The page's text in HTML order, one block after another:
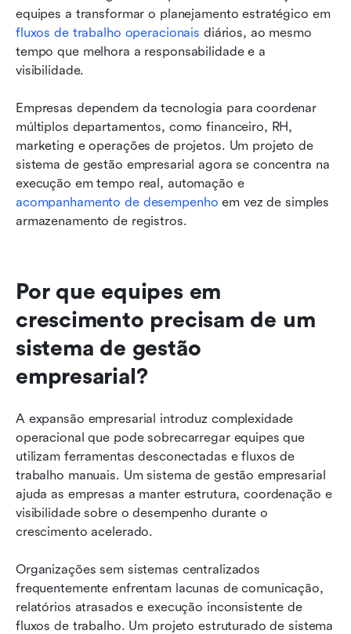
equipes a transformar o planejamento estratégico em
fluxos de trabalho operacionais diários, ao mesmo
tempo que melhora a responsabilidade e a
visibilidade.
Empresas dependem da tecnologia para coordenar
múltiplos departamentos, como financeiro, RH,
marketing e operações de projetos. Um projeto de
sistema de gestão empresarial agora se concentra na
execução em tempo real, automação e
acompanhamento de desempenho em vez de simples
armazenamento de registros.
Por que equipes em
crescimento precisam de um
sistema de gestão
empresarial?
A expansão empresarial introduz complexidade
operacional que pode sobrecarregar equipes que
utilizam ferramentas desconectadas e fluxos de
trabalho manuais. Um sistema de gestão empresarial
ajuda as empresas a manter estrutura, coordenação e
visibilidade sobre o desempenho durante o
crescimento acelerado.
Organizações sem sistemas centralizados
frequentemente enfrentam lacunas de comunicação,
relatórios atrasados e execução inconsistente de
fluxos de trabalho. Um projeto estruturado de sistema